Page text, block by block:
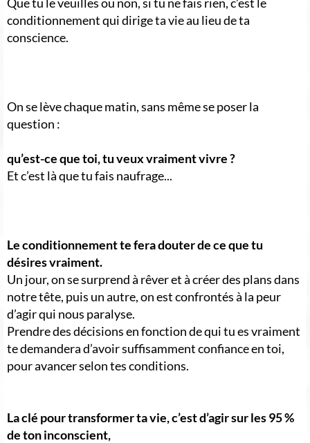
conditionnement qui dirige ta vie au lieu de ta
conscience.
On se lève chaque matin, sans même se poser la
question :
qu’est-ce que toi, tu veux vraiment vivre ?
Et c’est là que tu fais naufrage...
Le conditionnement te fera douter de ce que tu
désires vraiment.
Un jour, on se surprend à rêver et à créer des plans dans
notre tête, puis un autre, on est confrontés à la peur
d’agir qui nous paralyse.
Prendre des décisions en fonction de qui tu es vraiment
te demandera d’avoir suffisamment confiance en toi,
pour avancer selon tes conditions.
La clé pour transformer ta vie, c’est d’agir sur les 95 %
de ton inconscient,